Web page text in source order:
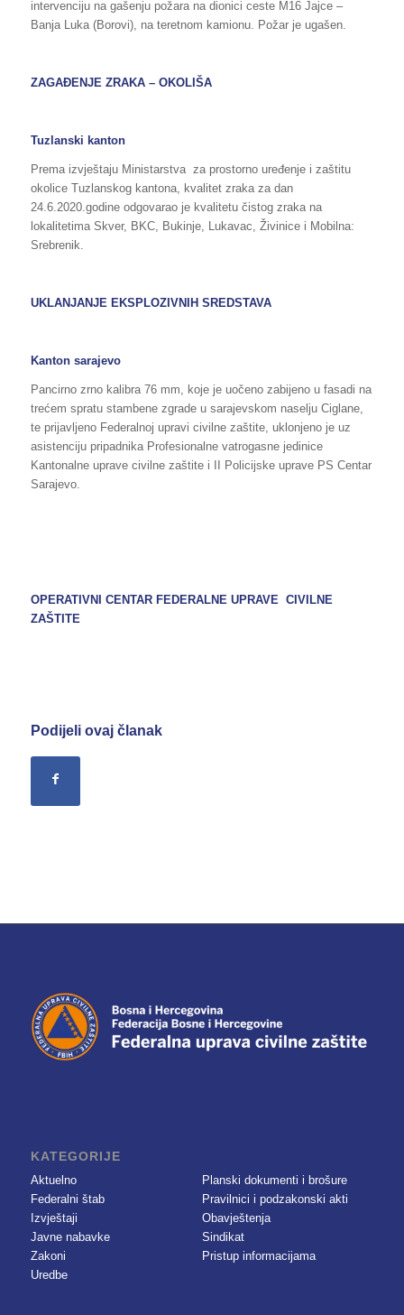
intervenciju na gašenju požara na dionici ceste M16 Jajce –
Banja Luka (Borovi), na teretnom kamionu. Požar je ugašen.
ZAGAĐENJE ZRAKA – OKOLIŠA
Tuzlanski kanton
Prema izvještaju Ministarstva za prostorno uređenje i zaštitu
okolice Tuzlanskog kantona, kvalitet zraka za dan
24.6.2020.godine odgovarao je kvalitetu čistog zraka na
lokalitetima Skver, BKC, Bukinje, Lukavac, Živinice i Mobilna:
Srebrenik.
UKLANJANJE EKSPLOZIVNIH SREDSTAVA
Kanton sarajevo
Pancirno zrno kalibra 76 mm, koje je uočeno zabijeno u fasadi na
trećem spratu stambene zgrade u sarajevskom naselju Ciglane,
te prijavljeno Federalnoj upravi civilne zaštite, uklonjeno je uz
asistenciju pripadnika Profesionalne vatrogasne jedinice
Kantonalne uprave civilne zaštite i II Policijske uprave PS Centar
Sarajevo.
OPERATIVNI CENTAR FEDERALNE UPRAVE CIVILNE
ZAŠTITE
Podijeli ovaj članak
KATEGORIJE
Aktuelno
Federalni štab
Izvještaji
Javne nabavke
Zakoni
Uredbe
Planski dokumenti i brošure
Pravilnici i podzakonski akti
Obavještenja
Sindikat
Pristup informacijama